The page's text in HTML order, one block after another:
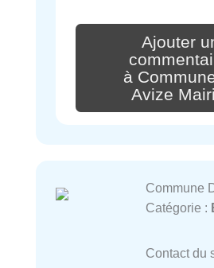
Ajouter
à
Avize
Commune
Catégorie :
Contact du